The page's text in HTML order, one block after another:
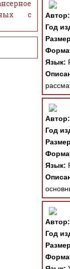
Автор:
Год
Язык:
Автор:
Год
Язык:
Автор:
Год
с